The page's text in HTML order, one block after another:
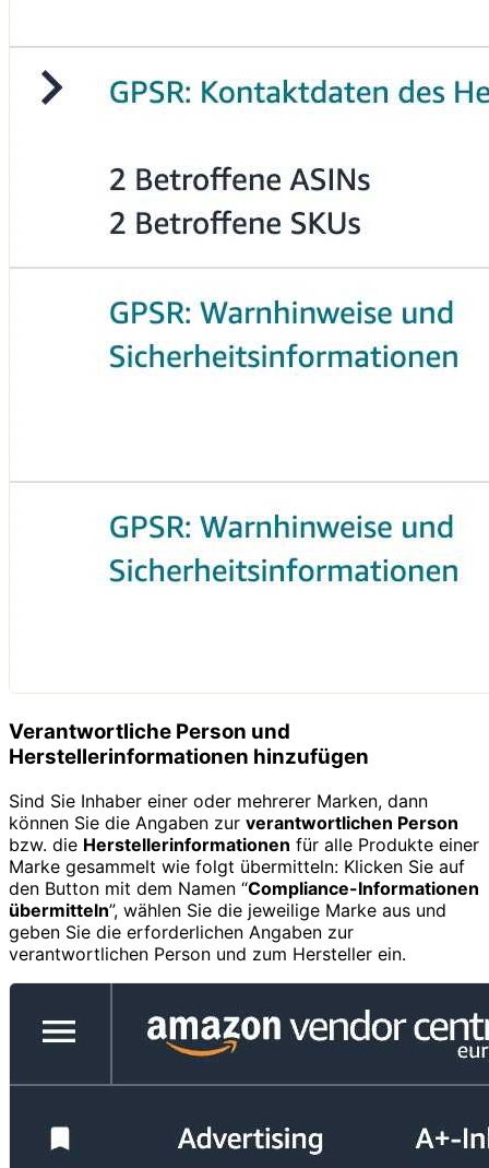
Verantwortliche Person und
Herstellerinformationen hinzufügen
Sind Sie Inhaber einer oder mehrerer Marken, dann
können Sie die Angaben zur verantwortlichen Person
bzw. die Herstellerinformationen für alle Produkte einer
Marke gesammelt wie folgt übermitteln: Klicken Sie auf
den Button mit dem Namen “Compliance-Informationen
übermitteln”, wählen Sie die jeweilige Marke aus und
geben Sie die erforderlichen Angaben zur
verantwortlichen Person und zum Hersteller ein.